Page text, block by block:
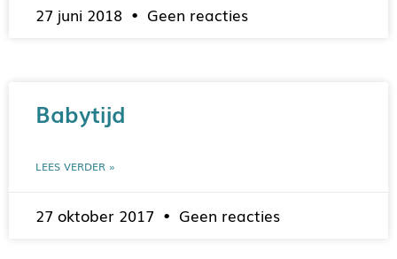
27 juni 2018 Geen reacties
Babytijd
LEES VERDER »
27 oktober 2017 Geen reacties